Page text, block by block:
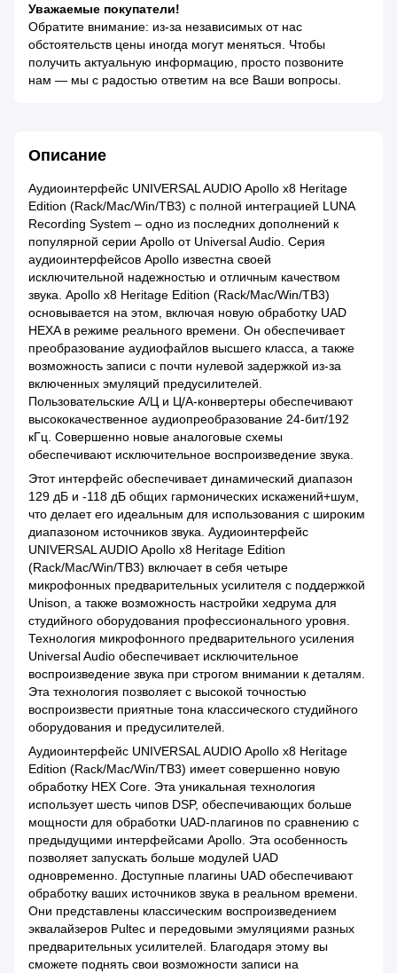
Уважаемые покупатели!
Обратите внимание: из-за независимых от нас
обстоятельств цены иногда могут меняться. Чтобы
получить актуальную информацию, просто позвоните
нам — мы с радостью ответим на все Ваши вопросы.
Описание
Аудиоинтерфейс UNIVERSAL AUDIO Apollo x8 Heritage
Edition (Rack/Mac/Win/TB3) с полной интеграцией LUNA
Recording System – одно из последних дополнений к
популярной серии Apollo от Universal Audio. Серия
аудиоинтерфейсов Apollo известна своей
исключительной надежностью и отличным качеством
звука. Apollo x8 Heritage Edition (Rack/Mac/Win/TB3)
основывается на этом, включая новую обработку UAD
HEXA в режиме реального времени. Он обеспечивает
преобразование аудиофайлов высшего класса, а также
возможность записи с почти нулевой задержкой из-за
включенных эмуляций предусилителей.
Пользовательские А/Ц и Ц/А-конвертеры обеспечивают
высококачественное аудиопреобразование 24-бит/192
кГц. Совершенно новые аналоговые схемы
обеспечивают исключительное воспроизведение звука.
Этот интерфейс обеспечивает динамический диапазон
129 дБ и -118 дБ общих гармонических искажений+шум,
что делает его идеальным для использования с широким
диапазоном источников звука. Аудиоинтерфейс
UNIVERSAL AUDIO Apollo x8 Heritage Edition
(Rack/Mac/Win/TB3) включает в себя четыре
микрофонных предварительных усилителя с поддержкой
Unison, а также возможность настройки хедрума для
студийного оборудования профессионального уровня.
Технология микрофонного предварительного усиления
Universal Audio обеспечивает исключительное
воспроизведение звука при строгом внимании к деталям.
Эта технология позволяет с высокой точностью
воспроизвести приятные тона классического студийного
оборудования и предусилителей.
Аудиоинтерфейс UNIVERSAL AUDIO Apollo x8 Heritage
Edition (Rack/Mac/Win/TB3) имеет совершенно новую
обработку HEX Core. Эта уникальная технология
использует шесть чипов DSP, обеспечивающих больше
мощности для обработки UAD-плагинов по сравнению с
предыдущими интерфейсами Apollo. Эта особенность
позволяет запускать больше модулей UAD
одновременно. Доступные плагины UAD обеспечивают
обработку ваших источников звука в реальном времени.
Они представлены классическим воспроизведением
эквалайзеров Pultec и передовыми эмуляциями разных
предварительных усилителей. Благодаря этому вы
сможете поднять свои возможности записи на